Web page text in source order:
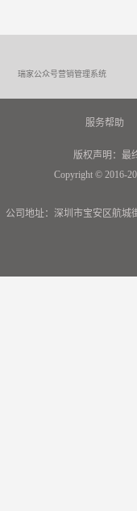
瑞家公众号营销管理系统
服务帮助
版权声明：最
Copyright © 2016-
公司地址：深圳市宝安区航城